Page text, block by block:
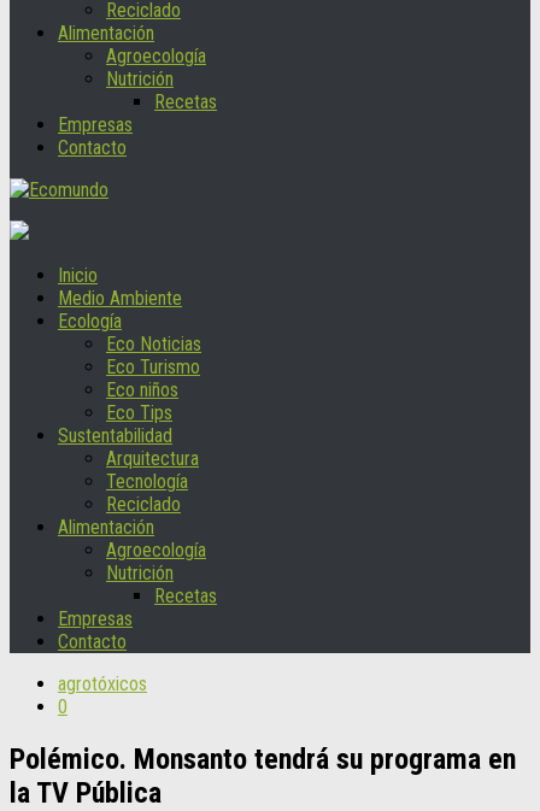
Reciclado
Alimentación
Agroecología
Nutrición
Recetas
Empresas
Contacto
Inicio
Medio Ambiente
Ecología
Eco Noticias
Eco Turismo
Eco niños
Eco Tips
Sustentabilidad
Arquitectura
Tecnología
Reciclado
Alimentación
Agroecología
Nutrición
Recetas
Empresas
Contacto
agrotóxicos
0
Polémico. Monsanto tendrá su programa en
la TV Pública